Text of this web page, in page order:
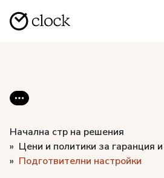
Начална стр на решения
Цени и политики за гаранция
Подготвителни настройки